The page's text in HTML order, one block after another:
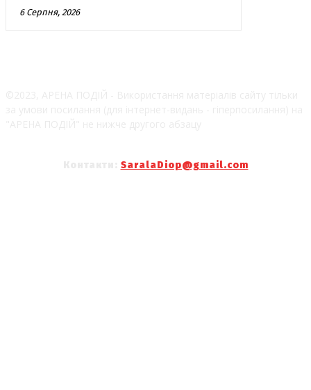
6 Серпня, 2026
SaralaDiop@gmail.com